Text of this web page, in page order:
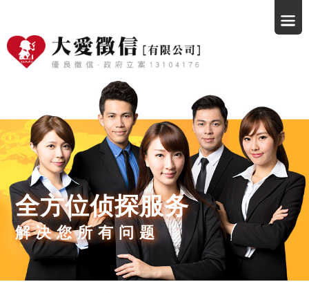
全方位侦探服务
解决您所有问题